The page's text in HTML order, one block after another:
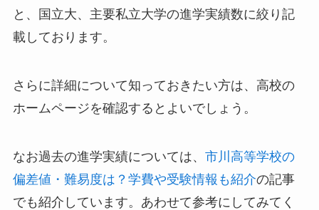
と、国立大、主要私立大学の進学実績数に絞り記
載しております。
さらに詳細について知っておきたい方は、高校の
ホームページを確認するとよいでしょう。
なお過去の進学実績については、 市川高等学校の
偏差値・難易度は？学費や受験情報も紹介の記事
でも紹介しています。あわせて参考にしてみてく